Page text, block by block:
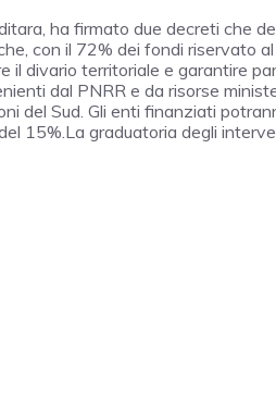
ha firmato due decreti che
con il 72% dei fondi riservato
divario territoriale e garantire
dal PNRR e da risorse
del Sud. Gli enti finanziati
15%.La graduatoria degli